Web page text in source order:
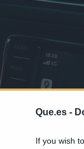
Que.es -
If you wish